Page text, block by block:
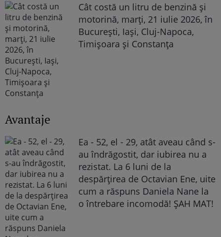
Cât costă un litru de benzină și
motorină, marți, 21 iulie 2026, în
București, Iași, Cluj-Napoca,
Timișoara și Constanța
Avantaje
Ea - 52, el - 29, atât aveau când s-
au îndrăgostit, dar iubirea nu a
rezistat. La 6 luni de la
despărțirea de Octavian Ene, uite
cum a răspuns Daniela Nane la
o întrebare incomodă! ȘAH MAT!